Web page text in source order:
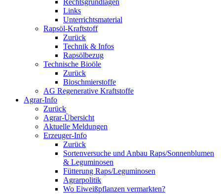
Rechtsgrundlagen
Links
Unterrichtsmaterial
Rapsöl-Kraftstoff
Zurück
Technik & Infos
Rapsölbezug
Technische Bioöle
Zurück
Bioschmierstoffe
AG Regenerative Kraftstoffe
Agrar-Info
Zurück
Agrar-Übersicht
Aktuelle Meldungen
Erzeuger-Info
Zurück
Sortenversuche und Anbau Raps/Sonnenblumen
& Leguminosen
Fütterung Raps/Leguminosen
Agrarpolitik
Wo Eiweißpflanzen vermarkten?